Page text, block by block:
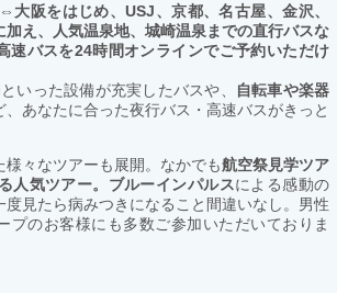
阪をはじめ、USJ、京都、名古屋、金沢、
加え、人気温泉地、城崎温泉までの直行バスな
速バスを24時間オンラインでご予約いただけ
といった設備が充実したバスや、
自転車や楽器
、あなたに合った夜行バス・高速バスがきっと
様々なツアーも展開。なかでも航空祭見学ツア
人気ツアー。ブルーインパルスによる感動の
度見たら病みつきになること間違いなし。男性
プのお客様にも多数ご参加いただいておりま